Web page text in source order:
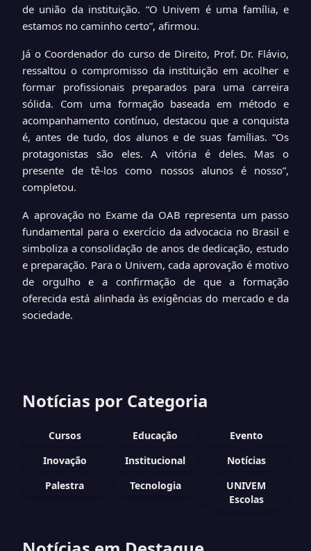
de união da instituição. “O Univem é uma família, e
estamos no caminho certo”, afirmou.
Já o Coordenador do curso de Direito, Prof. Dr. Flávio,
ressaltou o compromisso da instituição em acolher e
formar profissionais preparados para uma carreira
sólida. Com uma formação baseada em método e
acompanhamento contínuo, destacou que a conquista
é, antes de tudo, dos alunos e de suas famílias. “Os
protagonistas são eles. A vitória é deles. Mas o
presente de tê-los como nossos alunos é nosso”,
completou.
A aprovação no Exame da OAB representa um passo
fundamental para o exercício da advocacia no Brasil e
simboliza a consolidação de anos de dedicação, estudo
e preparação. Para o Univem, cada aprovação é motivo
de orgulho e a confirmação de que a formação
oferecida está alinhada às exigências do mercado e da
sociedade.
Notícias por Categoria
Cursos Educação
Evento
Inovação
Institucional
Notícias
Palestra
Tecnologia
UNIVEM
Escolas